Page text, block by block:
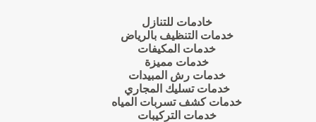
خادمات للتنازل
خدمات التنظيف بالرياض
خدمات المكيفات
خدمات مميزة
خدمات رش المبيدات
خدمات تسليك المجاري
خدمات كشف تسربات المياه
خدمات التركيبات